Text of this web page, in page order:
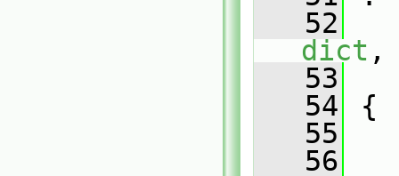
   52
dict ,
   53
   54
{
   55
   56